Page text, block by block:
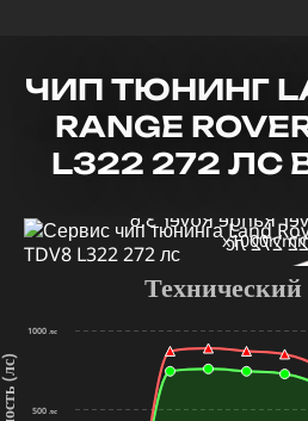
ЧИП ТЮНИНГ
RANGE
L322 272 ЛС
x1000r/
Технический
500 лс
1000 лс